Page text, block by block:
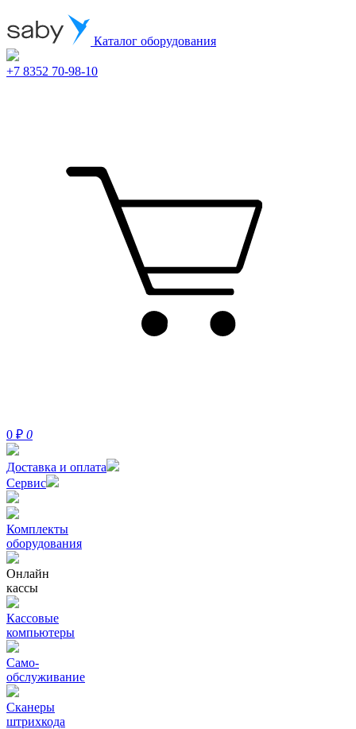
Каталог оборудования
+7 8352 70-98-10
0 ₽ 0
Доставка и оплата
Сервис
Комплекты
оборудования
Онлайн
кассы
Кассовые
компьютеры
Само-
обслуживание
Сканеры
штрихкода